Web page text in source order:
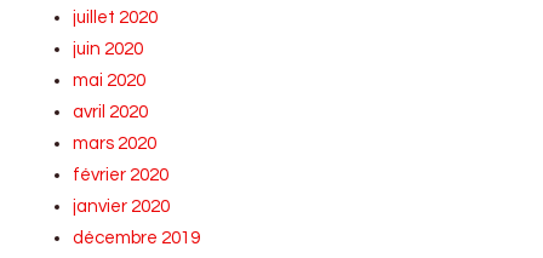
juillet 2020
juin 2020
mai 2020
avril 2020
mars 2020
février 2020
janvier 2020
décembre 2019